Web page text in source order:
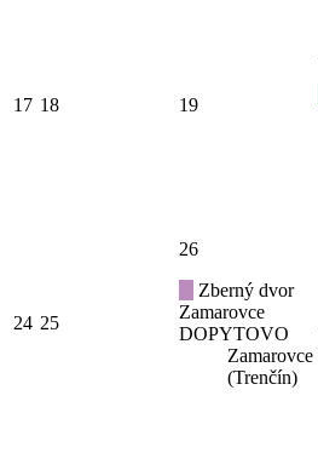
17 18 19
24 25
26
Zberný dvor
Zamarovce
DOPYTOVO
Zamarovce
(Trenčín)